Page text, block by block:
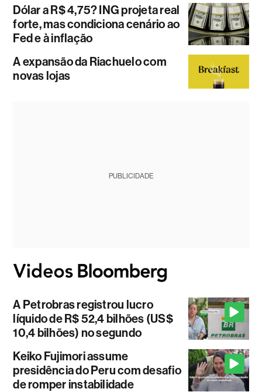
Dólar a R$ 4,75? ING projeta real
forte, mas condiciona cenário ao
Fed e à inflação
A expansão da Riachuelo com
novas lojas
PUBLICIDADE
A Petrobras registrou lucro
líquido de R$ 52,4 bilhões (US$
10,4 bilhões) no segundo
Keiko Fujimori assume
presidência do Peru com desafio
de romper instabilidade